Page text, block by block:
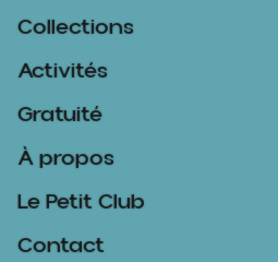
Collections
Activités
Gratuité
À propos
Le Petit Club
Contact